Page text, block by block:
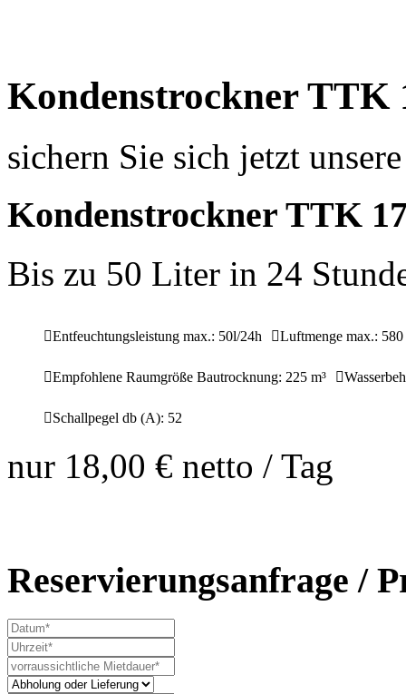
Kondenstrockner TTK
sichern Sie sich jetzt
Kondenstrockner TTK
Bis zu 50 Liter in 24
Entfeuchtungsleistung max.: 50l/24h Luftmenge max.: 580
Empfohlene Raumgröße Bautrocknung: 225 m³
Schallpegel db (A): 52
nur 18,00 € netto / Tag
Reservierungsanfrage /